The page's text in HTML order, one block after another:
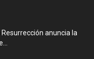
anuncia la